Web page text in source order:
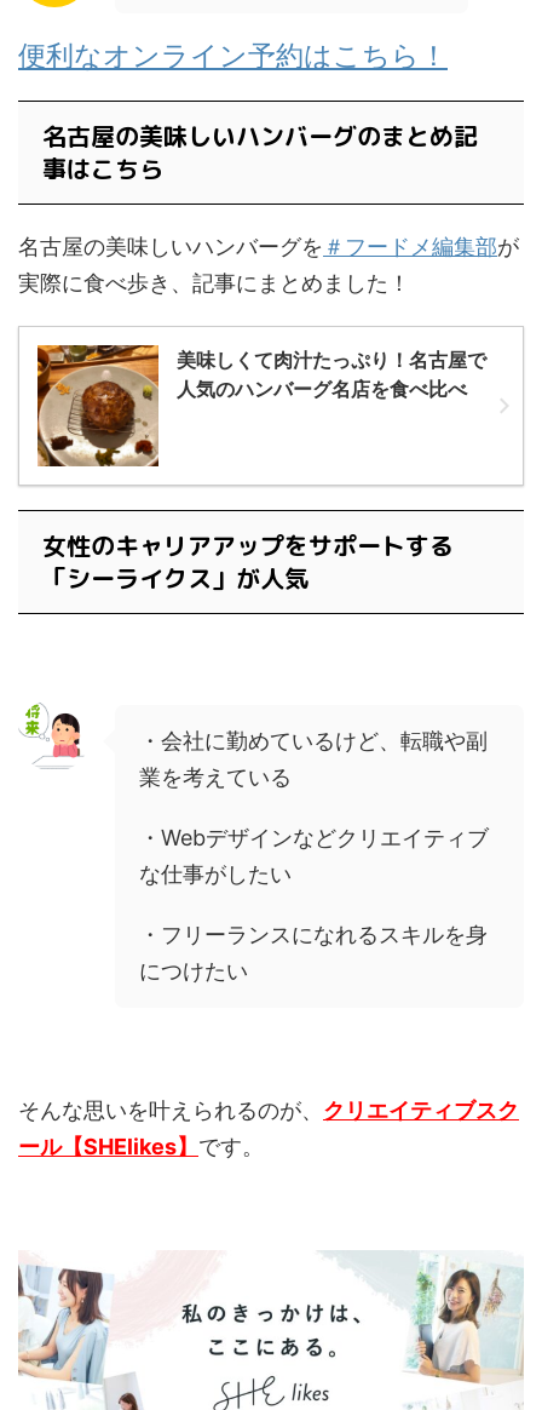
便利なオンライン予約はこちら！
名古屋の美味しいハンバーグのまとめ記
事はこちら
名古屋の美味しいハンバーグを ＃フードメ編集部が
実際に食べ歩き、記事にまとめました！
美味しくて肉汁たっぷり！名古屋で
人気のハンバーグ名店を食べ比べ
女性のキャリアアップをサポートする
「シーライクス」が人気
・会社に勤めているけど、転職や副
業を考えている
・Webデザインなどクリエイティブ
な仕事がしたい
・フリーランスになれるスキルを身
につけたい
そんな思いを叶えられるのが、 クリエイティブスク
ール【SHElikes】 です。